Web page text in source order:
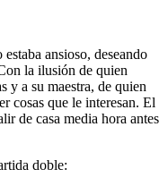
ansioso, deseando
la ilusión de quien
y a su maestra, de quien
cosas que le interesan. El
de casa media hora antes
doble: